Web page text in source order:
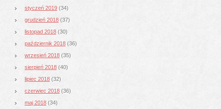
styczeń 2019 (34)
grudzień 2018 (37)
listopad 2018 (30)
październik 2018 (36)
wrzesień 2018 (35)
sierpień 2018 (40)
lipiec 2018 (32)
czerwiec 2018 (36)
maj 2018 (34)